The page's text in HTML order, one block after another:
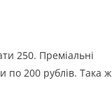
250. Преміальні
по 200 рублів. Така ж